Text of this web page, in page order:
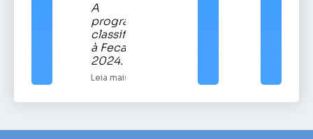
A
programação
classificatória
à Fecars
2024.
Leia mais